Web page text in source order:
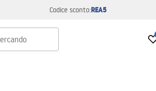
Codice sconto:REA5